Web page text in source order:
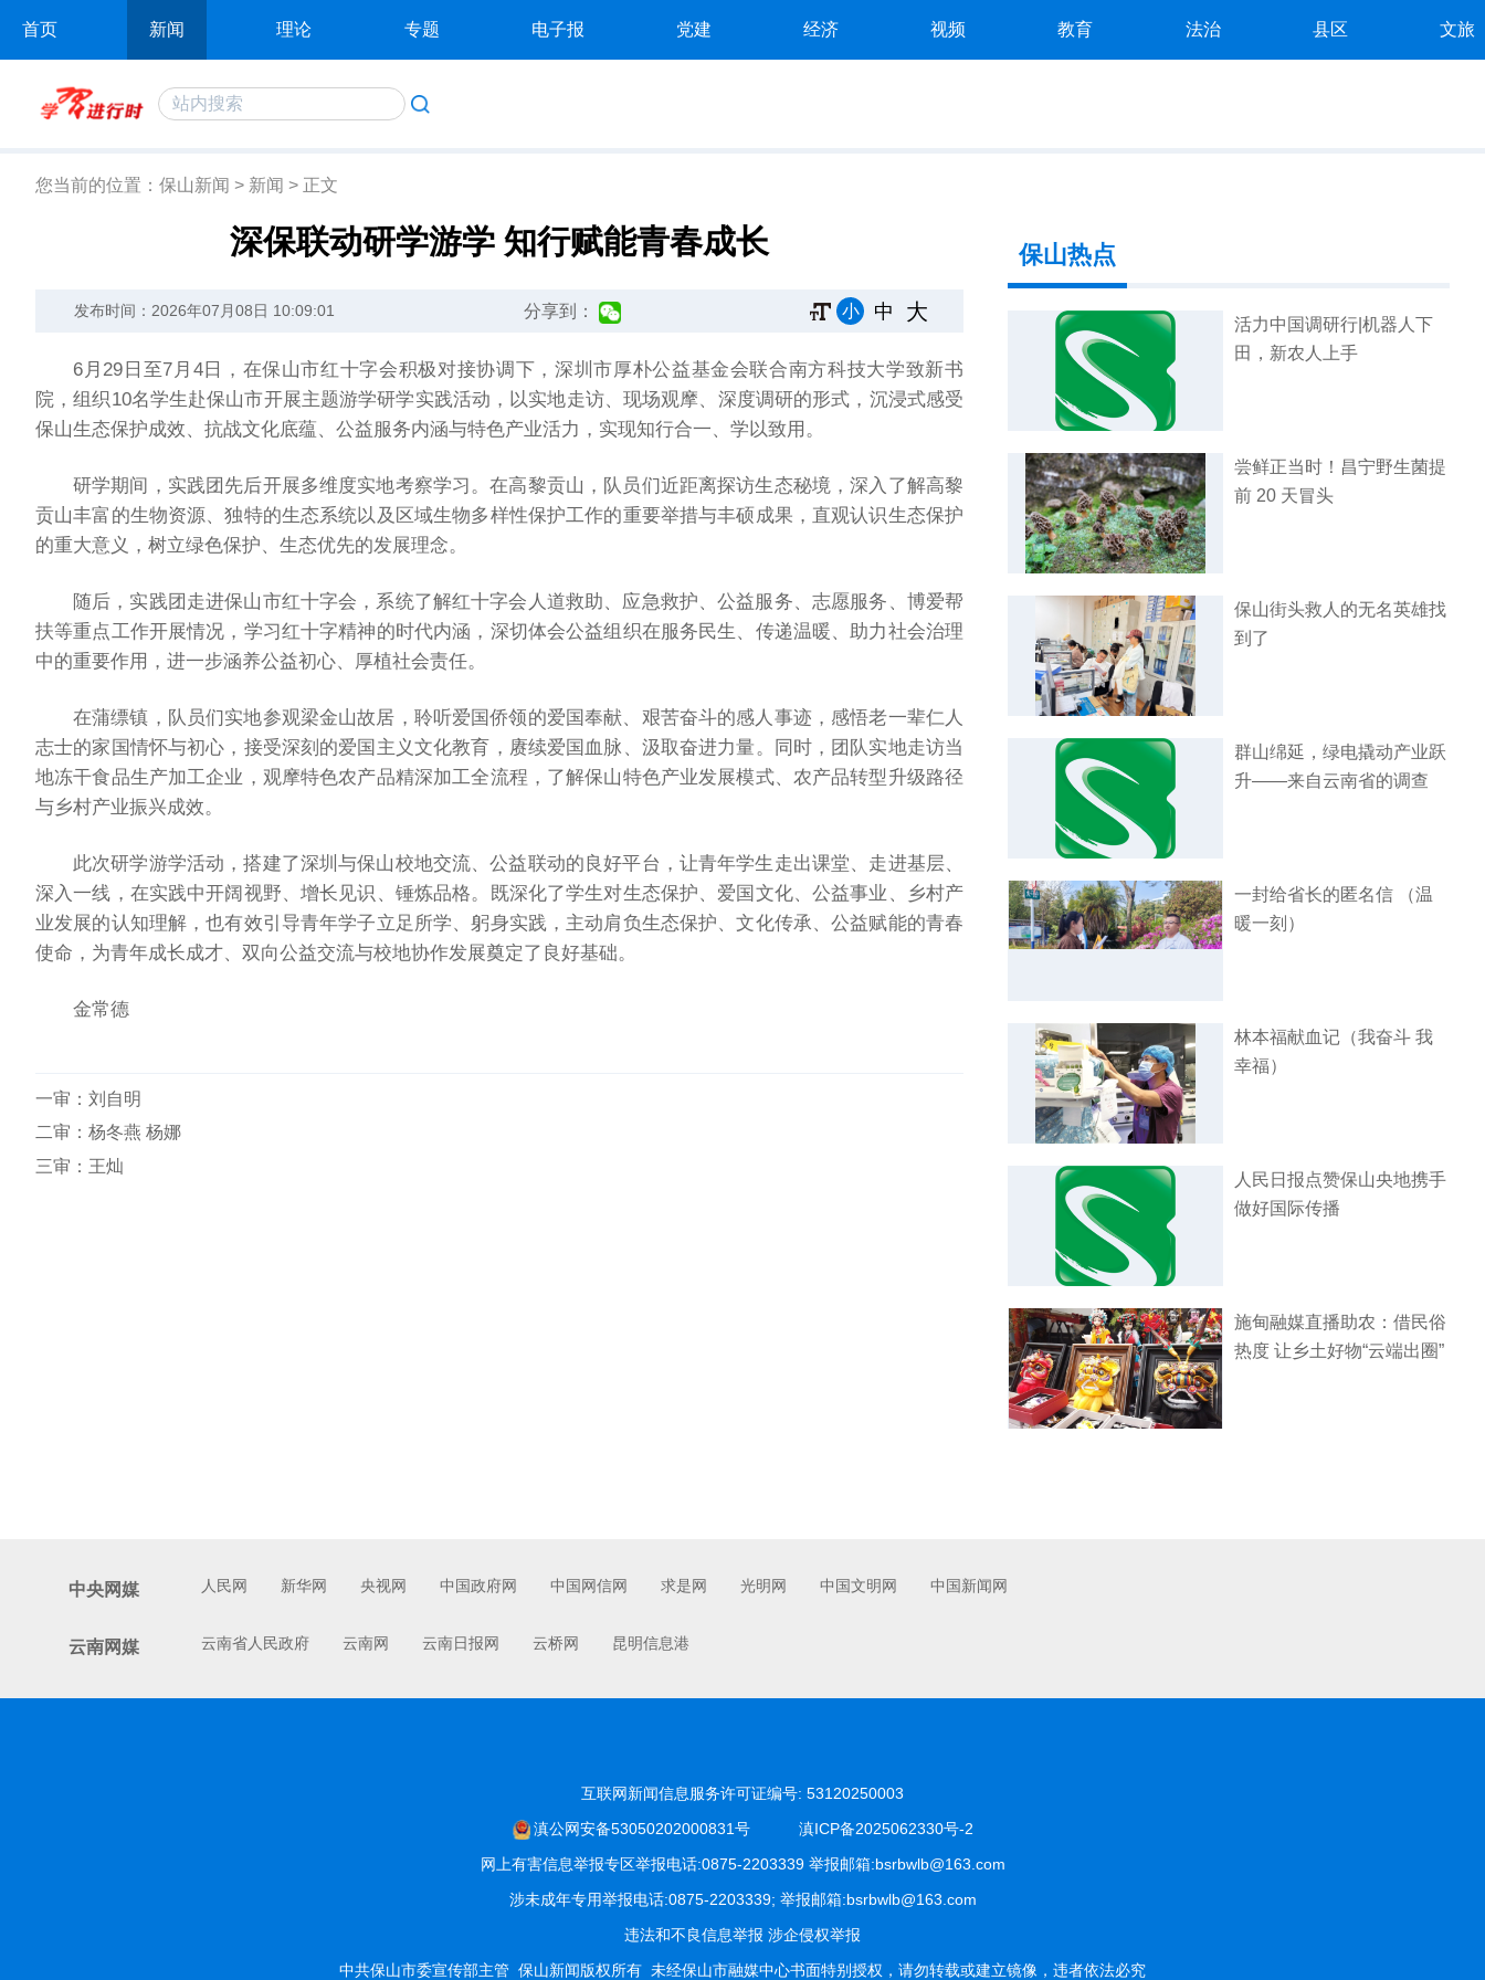
首页 新闻 理论 专题 电子报 党建 经济 视频 教育 法治 县区 文旅
您当前的位置： 保山新闻 > 新闻 > 正文
深保联动研学游学 知行赋能青春成长
发布时间：2026年07月08日 10:09:01 分享到： 小 中 大
6月29日至7月4日，在保山市红十字会积极对接协调下，深圳市厚朴公益基金会联合南方科技大学致新书
院，组织10名学生赴保山市开展主题游学研学实践活动，以实地走访、现场观摩、深度调研的形式，沉浸式感受
保山生态保护成效、抗战文化底蕴、公益服务内涵与特色产业活力，实现知行合一、学以致用。
研学期间，实践团先后开展多维度实地考察学习。在高黎贡山，队员们近距离探访生态秘境，深入了解高黎
贡山丰富的生物资源、独特的生态系统以及区域生物多样性保护工作的重要举措与丰硕成果，直观认识生态保护
的重大意义，树立绿色保护、生态优先的发展理念。
随后，实践团走进保山市红十字会，系统了解红十字会人道救助、应急救护、公益服务、志愿服务、博爱帮
扶等重点工作开展情况，学习红十字精神的时代内涵，深切体会公益组织在服务民生、传递温暖、助力社会治理
中的重要作用，进一步涵养公益初心、厚植社会责任。
在蒲缥镇，队员们实地参观梁金山故居，聆听爱国侨领的爱国奉献、艰苦奋斗的感人事迹，感悟老一辈仁人
志士的家国情怀与初心，接受深刻的爱国主义文化教育，赓续爱国血脉、汲取奋进力量。同时，团队实地走访当
地冻干食品生产加工企业，观摩特色农产品精深加工全流程，了解保山特色产业发展模式、农产品转型升级路径
与乡村产业振兴成效。
此次研学游学活动，搭建了深圳与保山校地交流、公益联动的良好平台，让青年学生走出课堂、走进基层、
深入一线，在实践中开阔视野、增长见识、锤炼品格。既深化了学生对生态保护、爱国文化、公益事业、乡村产
业发展的认知理解，也有效引导青年学子立足所学、躬身实践，主动肩负生态保护、文化传承、公益赋能的青春
使命，为青年成长成才、双向公益交流与校地协作发展奠定了良好基础。
金常德
一审： 刘自明
二审：杨冬燕 杨娜
三审：王灿
保山热点
活力中国调研行|机器人下
田，新农人上手
尝鲜正当时！昌宁野生菌提
前 20 天冒头
保山街头救人的无名英雄找
到了
群山绵延，绿电撬动产业跃
升——来自云南省的调查
一封给省长的匿名信 （温
暖一刻）
林本福献血记（我奋斗 我
幸福）
人民日报点赞保山央地携手
做好国际传播
施甸融媒直播助农：借民俗
热度 让乡土好物“云端出圈”
中央网媒 人民网 新华网 央视网 中国政府网 中国网信网 求是网 光明网 中国文明网 中国新闻网
云南网媒 云南省人民政府 云南网 云南日报网 云桥网 昆明信息港
互联网新闻信息服务许可证编号: 53120250003
滇公网安备53050202000831号
滇ICP备2025062330号-2
网上有害信息举报专区举报电话:0875-2203339 举报邮箱:bsrbwlb@163.com
涉未成年专用举报电话:0875-2203339; 举报邮箱:bsrbwlb@163.com
违法和不良信息举报 涉企侵权举报
中共保山市委宣传部主管 保山新闻版权所有 未经保山市融媒中心书面特别授权，请勿转载或建立镜像，违者依法必究